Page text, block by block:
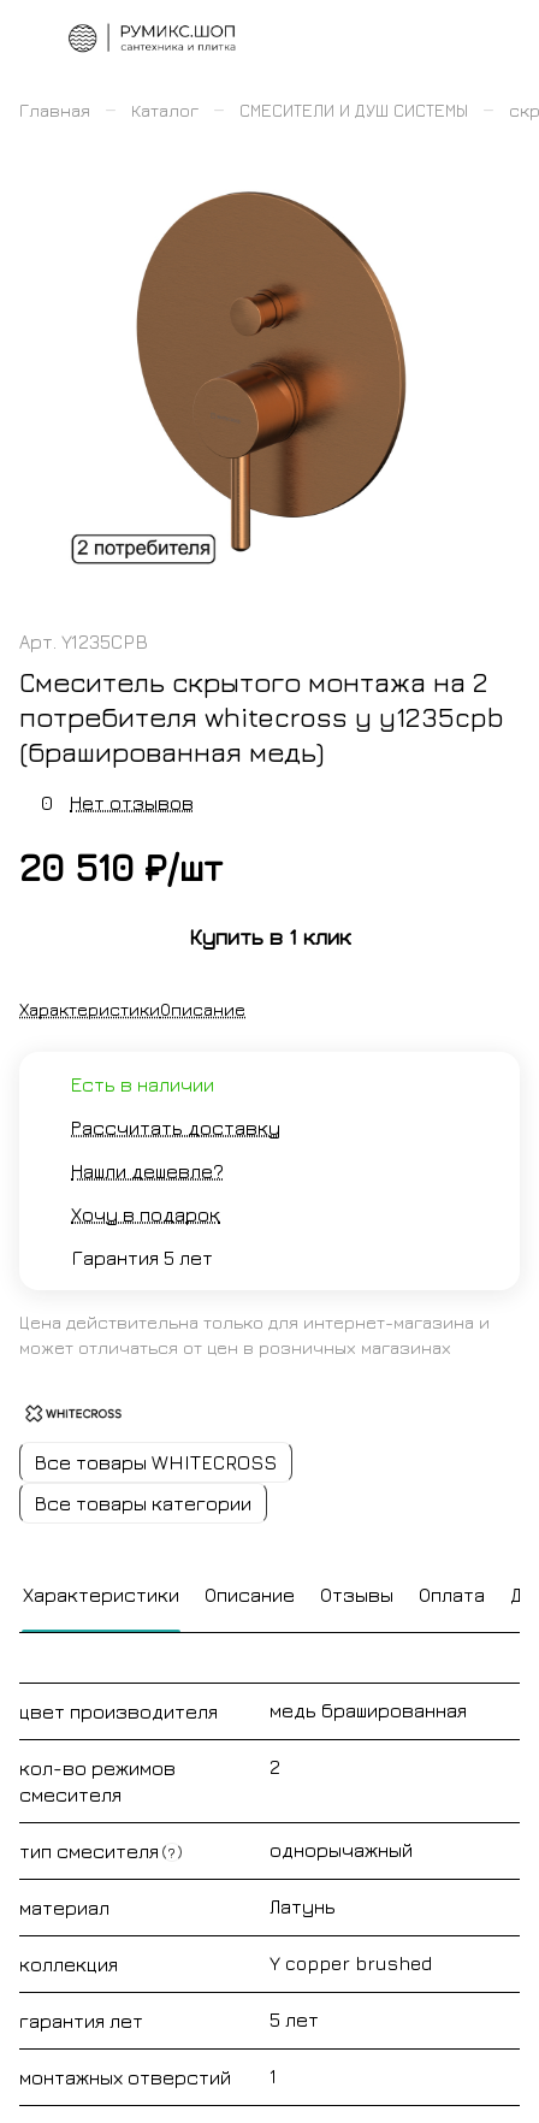
Главная – Каталог – СМЕСИТЕЛИ И ДУШ СИСТЕМЫ –
Арт. Y1235CPB
Смеситель скрытого монтажа на 2
потребителя whitecross y y1235cpb
(брашированная медь)
0 Нет отзывов
20 510 ₽/шт
Купить в 1 клик
ХарактеристикиОписание
Есть в наличии
Рассчитать доставку
Нашли дешевле?
Хочу в подарок
Гарантия 5 лет
Цена действительна только для интернет-магазина и
может отличаться от цен в розничных магазинах
Все товары WHITECROSS
Все товары категории
Характеристики Описание Отзывы Оплата
цвет производителя медь брашированная
кол-во режимов
смесителя
2
тип смесителя ? однорычажный
материал Латунь
коллекция Y copper brushed
гарантия лет 5 лет
монтажных отверстий 1